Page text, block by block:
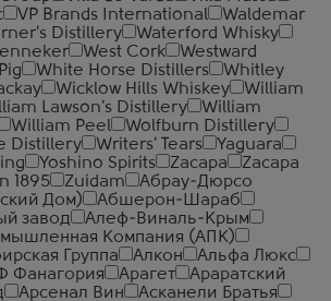
VP Brands International
Waldemar
Distillery
Waterford Whisky
West Cork
Westward
White Horse Distillers
Whitley
Wicklow Hills Whiskey
William
Lawson's Distillery
William
William Peel
Wolfburn Distillery
Distillery
Writers' Tears
Yaguara
Yoshino Spirits Zacapa
Zacapa
1895 Zuidam
Абрау-Дюрсо
Дом)
Абшерон-Шараб
завод
Алеф-Виналь-Крым
Компания (АПК)
Группа
Алкон
Альфа Люкс
Фанагория Арагет
Араратский
Арсенал Вин
Асканели Братья